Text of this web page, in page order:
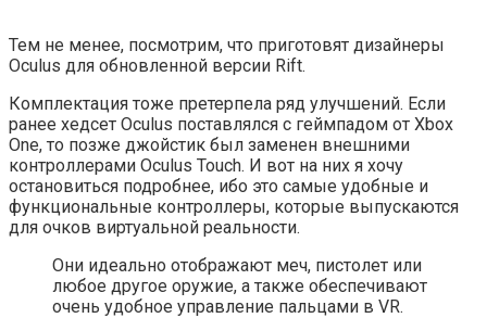
Тем не менее, посмотрим, что приготовят дизайнеры
Oculus для обновленной версии Rift.
Комплектация тоже претерпела ряд улучшений. Если
ранее хедсет Oculus поставлялся с геймпадом от Xbox
One, то позже джойстик был заменен внешними
контроллерами Oculus Touch. И вот на них я хочу
остановиться подробнее, ибо это самые удобные и
функциональные контроллеры, которые выпускаются
для очков виртуальной реальности.
Они идеально отображают меч, пистолет или
любое другое оружие, а также обеспечивают
очень удобное управление пальцами в VR.